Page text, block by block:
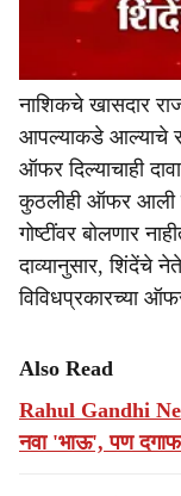
नाशिकचे खासदार
आपल्याकडे आल्याचे
ऑफर दिल्याचाही
कुठलीही ऑफर आली
गोष्टींवर बोलणार
दाव्यानुसार, शिंदेंचे
विविधप्रकारच्या
Also Read
Rahul Gandhi
नवा 'भाऊ', पण